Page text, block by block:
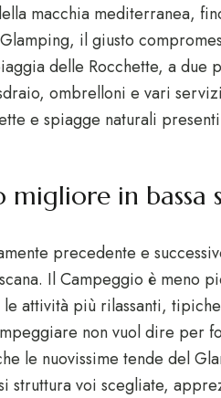
macchia mediterranea,
il giusto
delle Rocchette, a due
ombrelloni e vari
e spiagge naturali
migliore in bassa
precedente e
Il Campeggio è meno
attività più rilassanti,
non vuol dire per
le nuovissime tende del
struttura voi scegliate,